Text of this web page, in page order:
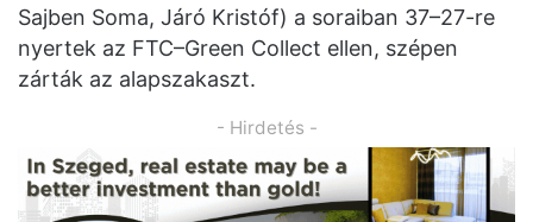
Sajben Soma, Járó Kristóf) a soraiban 37–27-re
nyertek az FTC–Green Collect ellen, szépen
zárták az alapszakaszt.
- Hirdetés -